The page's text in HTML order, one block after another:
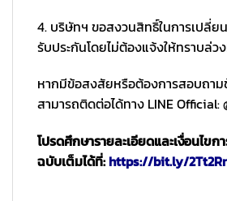
4. บริษัทฯ ขอสงวนสิทธิ์ในการเปลี่ย
รับประกันโดยไม่ต้องแจ้งให้ทราบล่ว
หากมีข้อสงสัยหรือต้องการสอบถา
สามารถติดต่อได้ทาง LINE Official:
โปรดศึกษารายละเอียดและเงื่อนไข
ฉบับเต็มได้ที่:https://bit.ly/